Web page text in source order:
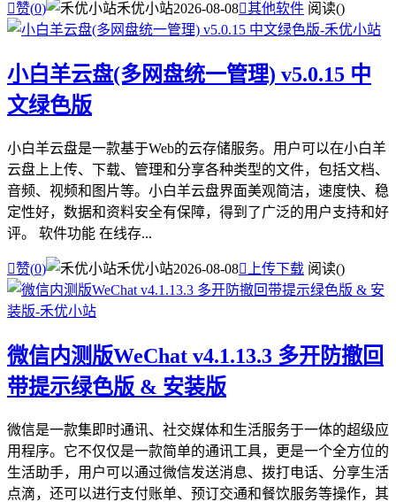
赞(0) 禾优小站2026-08-08其他软件 阅读()
小白羊云盘(多网盘统一管理) v5.0.15 中
文绿色版
小白羊云盘是一款基于Web的云存储服务。用户可以在小白羊
云盘上上传、下载、管理和分享各种类型的文件，包括文档、
音频、视频和图片等。小白羊云盘界面美观简洁，速度快、稳
定性好，数据和资料安全有保障，得到了广泛的用户支持和好
评。 软件功能 在线存...
赞(0) 禾优小站2026-08-08 上传下载 阅读()
微信内测版WeChat v4.1.13.3 多开防撤回
带提示绿色版 & 安装版
微信是一款集即时通讯、社交媒体和生活服务于一体的超级应
用程序。它不仅仅是一款简单的通讯工具，更是一个全方位的
生活助手，用户可以通过微信发送消息、拨打电话、分享生活
点滴，还可以进行支付账单、预订交通和餐饮服务等操作，其